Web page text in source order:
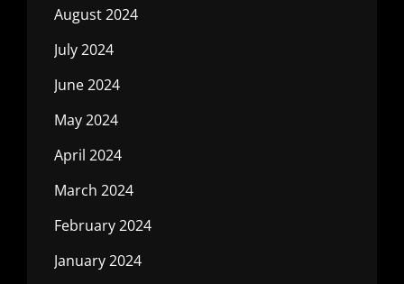
August 2024
July 2024
June 2024
May 2024
April 2024
March 2024
February 2024
January 2024